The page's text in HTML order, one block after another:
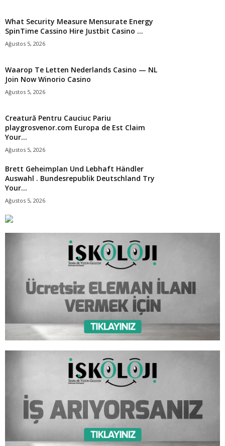
What Security Measure Mensurate Energy
SpinTime Cassino Hire Justbit Casino ...
Ağustos 5, 2026
Waarop Te Letten Nederlands Casino — NL
Join Now Winorio Casino
Ağustos 5, 2026
Creatură Pentru Cauciuc Pariu
playgrosvenor.com Europa de Est Claim
Your...
Ağustos 5, 2026
Brett Geheimplan Und Lebhaft Händler
Auswahl . Bundesrepublik Deutschland Try
Your...
Ağustos 5, 2026